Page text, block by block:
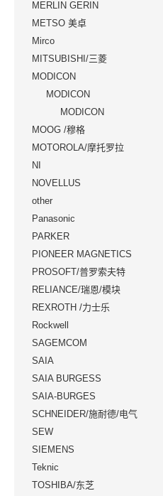
MERLIN GERIN
METSO 美卓
Mirco
MITSUBISHI/三菱
MODICON
MODICON
MODICON
MOOG /穆格
MOTOROLA/摩托罗拉
NI
NOVELLUS
other
Panasonic
PARKER
PIONEER MAGNETICS
PROSOFT/普罗索夫特
RELIANCE/瑞恩/模块
REXROTH /力士乐
Rockwell
SAGEMCOM
SAIA
SAIA BURGESS
SAIA-BURGES
SCHNEIDER/施耐德/电气
SEW
SIEMENS
Teknic
TOSHIBA/东芝